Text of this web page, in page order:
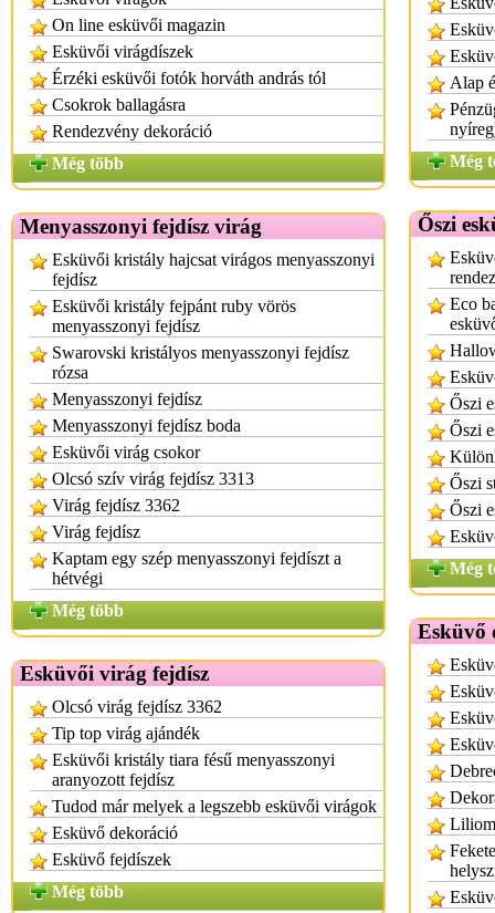
On line esküvői magazin
Esküvői virágdíszek
Érzéki esküvői fotók horváth andrás tól
Csokrok ballagásra
Rendezvény dekoráció
Még több
Menyasszonyi fejdísz virág
Esküvői kristály hajcsat virágos menyasszonyi
fejdísz
Esküvői kristály fejpánt ruby vörös
menyasszonyi fejdísz
Swarovski kristályos menyasszonyi fejdísz
rózsa
Menyasszonyi fejdísz
Menyasszonyi fejdísz boda
Esküvői virág csokor
Olcsó szív virág fejdísz 3313
Virág fejdísz 3362
Virág fejdísz
Kaptam egy szép menyasszonyi fejdíszt a
hétvégi
Még több
Esküvői virág fejdísz
Olcsó virág fejdísz 3362
Tip top virág ajándék
Esküvői kristály tiara fésű menyasszonyi
aranyozott fejdísz
Tudod már melyek a legszebb esküvői virágok
Esküvő dekoráció
Esküvő fejdíszek
Még több
Alap
Még
Őszi
Eco
Őszi
Őszi
Őszi
Őszi
Még
Esküvő